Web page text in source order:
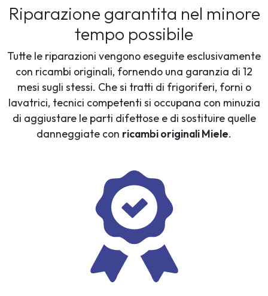
Riparazione garantita nel minore
tempo possibile
Tutte le riparazioni vengono eseguite esclusivamente
con ricambi originali, fornendo una garanzia di 12
mesi sugli stessi. Che si tratti di frigoriferi, forni o
lavatrici, tecnici competenti si occupana con minuzia
di aggiustare le parti difettose e di sostituire quelle
danneggiate con ricambi originali Miele.